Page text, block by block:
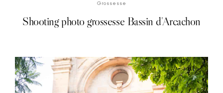
Grossesse
Shooting photo grossesse Bassin d'Arcachon